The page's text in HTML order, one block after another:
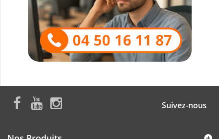
Suivez-nous